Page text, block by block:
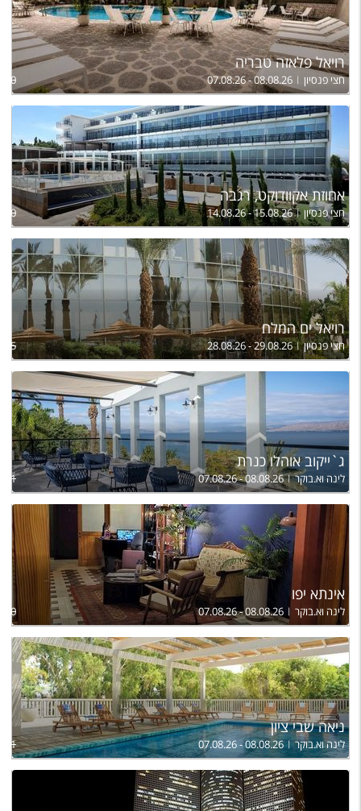
רויאל פלאזה טבריה
חצי פנסיון 07.08.26 - 08.08.26
אחוזת אקוודוקט, רגבה
חצי פנסיון 14.08.26 - 15.08.26
רויאל ים המלח
חצי פנסיון 28.08.26 - 29.08.26
ג`ייקוב אוהלו כנרת
לינה וא.בוקר 07.08.26 - 08.08.26
אינתא יפו
לינה וא.בוקר 07.08.26 - 08.08.26
780
ניאה שבי ציון
לינה וא.בוקר 07.08.26 - 08.08.26